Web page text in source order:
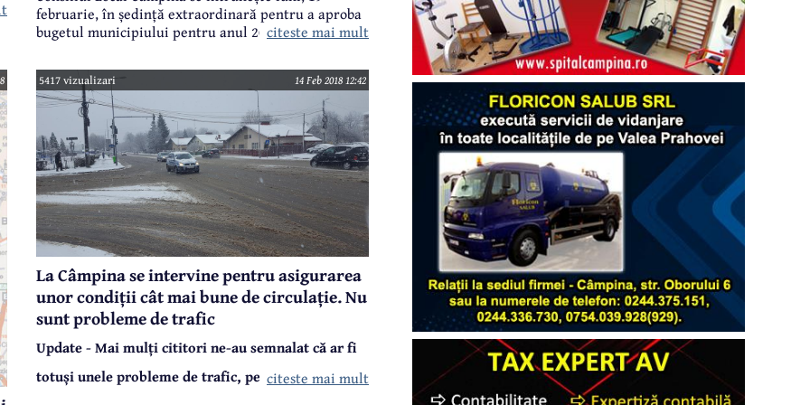
februarie, în ședință extraordinară pentru a aproba
bugetul municipiului pentru anul 2018. Vestea bună
diminuează comparativ cu anul precedent. Vestea
proastă - au crescut mult cheltuielile cu salariile din
administrația locală și cheltuielile de funcționare.
Prin urmare, 2018 va fi un an în care Câmpina va sta
pe loc din punct de vedere al dezvoltării. Cu alte
cuvinte, vom avea foarte puține investiții. Dintr-un
buget total de 65 milioane lei, pentru investiții sunt
repartizați doar 10,3 milioane lei, adică excedentul
bugetar al anului precedent.
citeste mai mult
5417 vizualizari 14 Feb 2018 12:42
La Câmpina se intervine pentru asigurarea
unor condiții cât mai bune de circulație. Nu
sunt probleme de trafic
Update - Mai mulți cititori ne-au semnalat că ar fi
totuși unele probleme de trafic, pe Voila, acolo
citeste mai mult